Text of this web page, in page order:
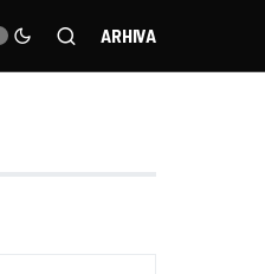
ARHIVA